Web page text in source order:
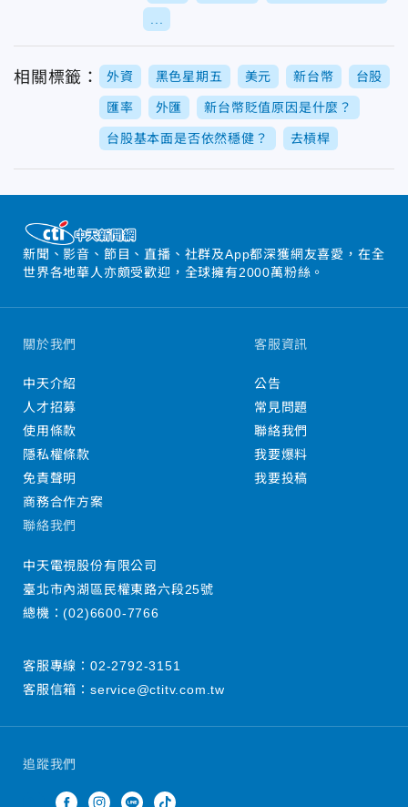
相關標籤： 外資 黑色星期五 美元 新台幣 台股
匯率 外匯 新台幣貶值原因是什麼？
台股基本面是否依然穩健？ 去槓桿
新聞、影音、節目、直播、社群及App都深獲網友喜愛，在全
世界各地華人亦頗受歡迎，全球擁有2000萬粉絲。
追蹤我們
關於我們
中天介紹
人才招募
使用條款
隱私權條款
免責聲明
商務合作方案
客服資訊
公告
常見問題
聯絡我們
我要爆料
我要投稿
聯絡我們
中天電視股份有限公司
臺北市內湖區民權東路六段25號
總機：(02)6600-7766
客服專線： 02-2792-3151
客服信箱： service@ctitv.com.tw